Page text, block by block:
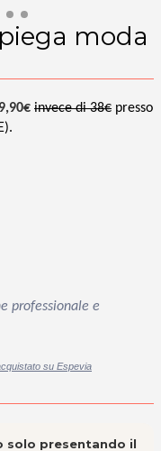
moda
invece di 38€ presso
professionale e
su Espevia
solo presentando il